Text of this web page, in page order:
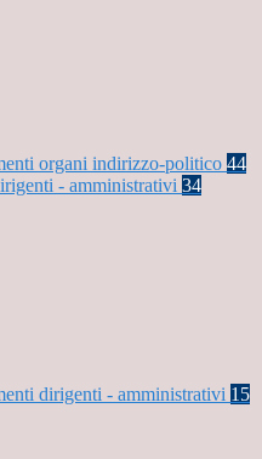
organi indirizzo-politico 44
- amministrativi 34
dirigenti - amministrativi 15